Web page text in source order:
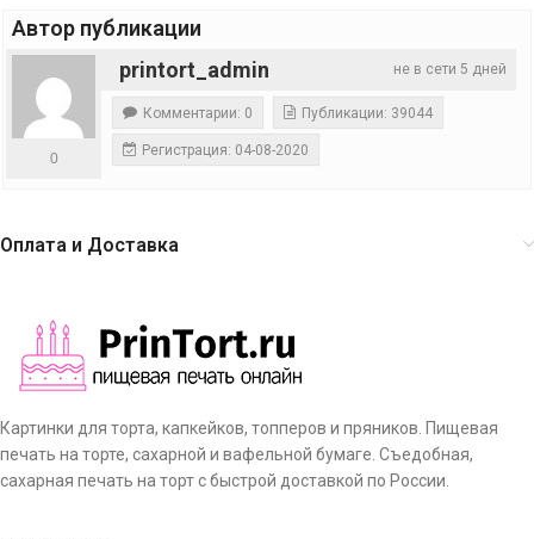
Автор публикации
не в сети 5 дней
printort_admin
0
Комментарии: 0 Публикации: 39044
Регистрация: 04-08-2020
Оплата и Доставка
Картинки для торта, капкейков, топперов и пряников. Пищевая
печать на торте, сахарной и вафельной бумаге. Съедобная,
сахарная печать на торт с быстрой доставкой по России.